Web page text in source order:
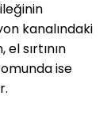
kanalındaki
sırtının
ise